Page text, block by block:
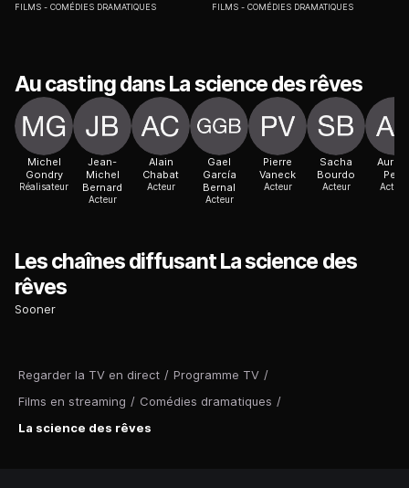
Regarder la TV en direct / Programme TV /
Films en streaming / Comédies dramatiques /
La science des rêves
FILMS COMÉDIES DRAMATIQUES FILMS COMÉDIES DRAMATIQUES
Au casting dans La science des rêves
Michel
Gondry
Réalisateur
Jean-
Michel
Bernard
Acteur
Alain
Chabat
Acteur
Gael
García
Bernal
Acteur
Pierre
Vaneck
Acteur
Sacha
Bourdo
Acteur
Petit
Actrice
Les chaînes diffusant La science des
rêves
Sooner